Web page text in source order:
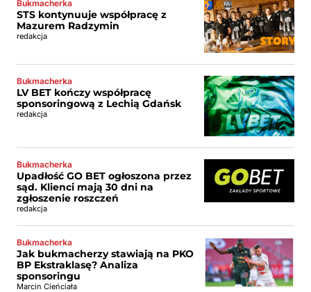
Bukmacherka
STS kontynuuje współpracę z
Mazurem Radzymin
redakcja
Bukmacherka
LV BET kończy współpracę
sponsoringową z Lechią Gdańsk
redakcja
Bukmacherka
Upadłość GO BET ogłoszona przez
sąd. Klienci mają 30 dni na
zgłoszenie roszczeń
redakcja
Bukmacherka
Jak bukmacherzy stawiają na PKO
BP Ekstraklasę? Analiza
sponsoringu
Marcin Cieńciała